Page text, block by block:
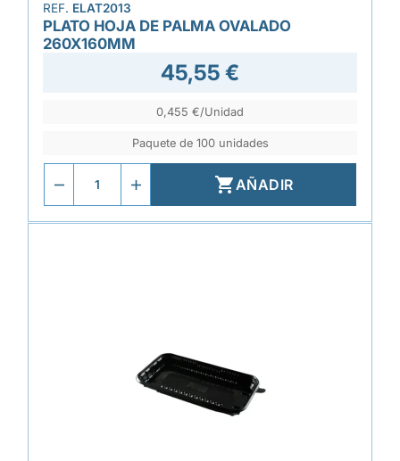
REF. ELAT2013
PLATO HOJA DE PALMA OVALADO
260X160MM
45,55 €
0,455 €/Unidad
Paquete de 100 unidades
AÑADIR